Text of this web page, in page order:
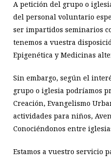
A petición del grupo o
del personal voluntario
ser impartidos seminarios
tenemos a vuestra
Epigenética y Medicinas
Sin embargo, según el
grupo o iglesia podríamos
Creación, Evangelismo
actividades para niños,
Conociéndonos entre
Estamos a vuestro servicio